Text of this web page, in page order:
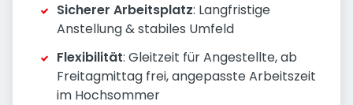
Sicherer Arbeitsplatz: Langfristige
Anstellung & stabiles Umfeld
Flexibilität: Gleitzeit für Angestellte, ab
Freitagmittag frei, angepasste Arbeitszeit
im Hochsommer